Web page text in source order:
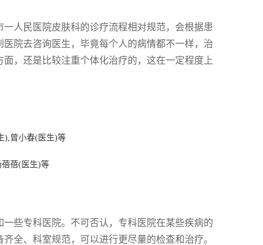
人民医院皮肤科的诊疗流程相对规范，会根据患
院去咨询医生，毕竟每个人的病情都不一样，治
，还是比较注重个体化治疗的，这在一定程度上
),曾小春(医生)等
蓓(医生)等
些专科医院。不可否认，专科医院在某些疾病的
全、科室规范，可以进行更尽量的检查和治疗。